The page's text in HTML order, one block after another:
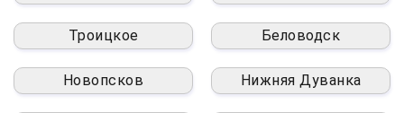
Троицкое Беловодск
Новопсков Нижняя Дуванка